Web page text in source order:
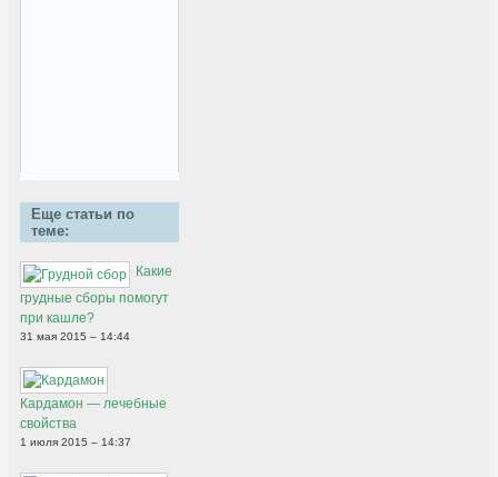
Еще статьи по
теме:
Какие
грудные сборы помогут
при кашле?
31 мая 2015 – 14:44
Кардамон — лечебные
свойства
1 июля 2015 – 14:37